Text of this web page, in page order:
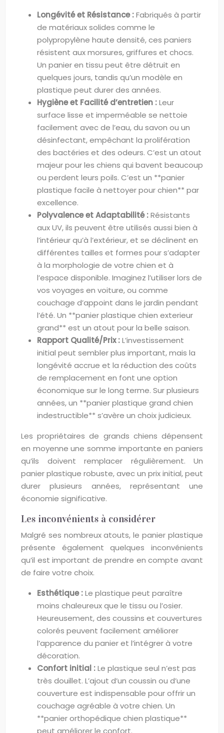
Longévité et Résistance :Fabriqués à partir
de matériaux solides comme le
polypropylène haute densité, ces paniers
résistent aux morsures, griffures et chocs.
Un panier en tissu peut être détruit en
quelques jours, tandis qu’un modèle en
plastique peut durer des années.
Hygiène et Facilité d’entretien :Leur
surface lisse et imperméable se nettoie
facilement avec de l’eau, du savon ou un
désinfectant, empêchant la prolifération
des bactéries et des odeurs. C’est un atout
majeur pour les chiens qui bavent beaucoup
ou perdent leurs poils. C’est un **panier
plastique facile à nettoyer pour chien** par
excellence.
Polyvalence et Adaptabilité :Résistants
aux UV, ils peuvent être utilisés aussi bien à
l’intérieur qu’à l’extérieur, et se déclinent en
différentes tailles et formes pour s’adapter
à la morphologie de votre chien et à
l’espace disponible. Imaginez l’utiliser lors de
vos voyages en voiture, ou comme
couchage d’appoint dans le jardin pendant
l’été. Un **panier plastique chien exterieur
grand** est un atout pour la belle saison.
Rapport Qualité/Prix :L’investissement
initial peut sembler plus important, mais la
longévité accrue et la réduction des coûts
de remplacement en font une option
économique sur le long terme. Sur plusieurs
années, un **panier plastique grand chien
indestructible** s’avère un choix judicieux.
Les propriétaires de grands chiens dépensent
en moyenne une somme importante en paniers
qu’ils doivent remplacer régulièrement. Un
panier plastique robuste, avec un prix initial, peut
durer plusieurs années, représentant une
économie significative.
Les inconvénients à considérer
Malgré ses nombreux atouts, le panier plastique
présente également quelques inconvénients
qu’il est important de prendre en compte avant
de faire votre choix.
Esthétique :Le plastique peut paraître
moins chaleureux que le tissu ou l’osier.
Heureusement, des coussins et couvertures
colorés peuvent facilement améliorer
l’apparence du panier et l’intégrer à votre
décoration.
Confort initial :Le plastique seul n’est pas
très douillet. L’ajout d’un coussin ou d’une
couverture est indispensable pour offrir un
couchage agréable à votre chien. Un
**panier orthopédique chien plastique**
peut améliorer le confort.